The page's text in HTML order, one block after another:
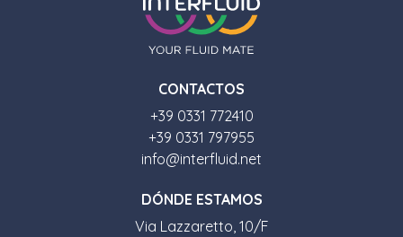
CONTACTOS
+39 0331 772410
+39 0331 797955
info@interfluid.net
DÓNDE ESTAMOS
Via Lazzaretto, 10/F